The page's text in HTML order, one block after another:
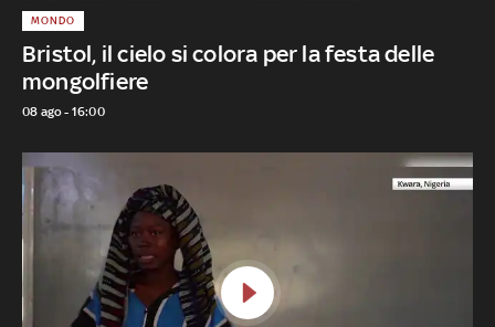
Bristol, il cielo si colora per la festa delle
mongolfiere
MONDO
08 ago - 16:00